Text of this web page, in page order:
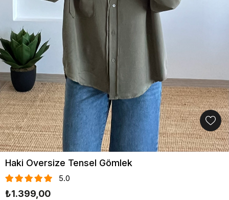
Haki Oversize Tensel Gömlek
5.0
₺1.399,00